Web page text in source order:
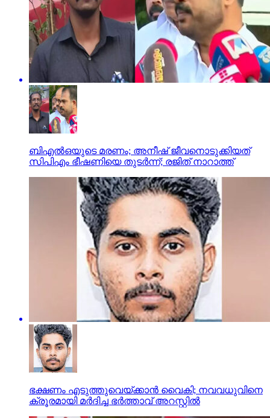
ബിഎല്‍ഒയുടെ മരണം; അനീഷ് ജീവനൊടുക്കിയത്
സിപിഎം ഭീഷണിയെ തുടര്‍ന്ന്; രജിത് നാറാത്ത്
ഭക്ഷണം എടുത്തുവെയ്ക്കാന്‍ വൈകി; നവവധുവിനെ
ക്രൂരമായി മര്‍ദിച്ച ഭര്‍ത്താവ് അറസ്റ്റില്‍